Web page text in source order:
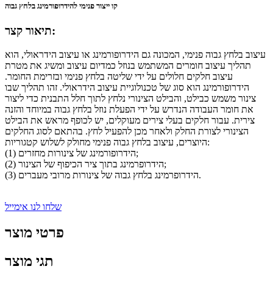
קו ייצור פנימי להידרופורמינג בלחץ גבוה
תיאור קצר:
עיצוב בלחץ גבוה פנימי, המכונה גם הידרופורמינג או עיצוב הידראולי, הוא
תהליך עיצוב חומרים המשתמש בנוזל כמדיום עיצוב ומשיג את מטרת
עיצוב חלקים חלולים על ידי שליטה בלחץ פנימי ובזרימת החומר.
הידרופורמינג הוא סוג של טכנולוגיית עיצוב הידראולי. זהו תהליך שבו
צינור משמש כבילט, והבילט הצינורי נלחץ לתוך חלל התבנית כדי ליצור
את חומר העבודה הנדרש על ידי הפעלת נוזל בלחץ גבוה במיוחד והזנה
צירית. עבור חלקים בעלי צירים מעוקלים, יש לכופף מראש את הבילט
הצינורי לצורת החלק ולאחר מכן להפעיל לחץ. בהתאם לסוג החלקים
היוצרים, עיצוב בלחץ גבוה פנימי מחולק לשלוש קטגוריות:
(1) הידרופורמינג של צינורות מחזרים;
(2) הידרופרמינג בתוך ציר הכיפוף של הצינור;
(3) הידרופרמינג בלחץ גבוה של צינורות מרובי מעברים.
שלחו לנו אימייל
פרטי מוצר
תגי מוצר